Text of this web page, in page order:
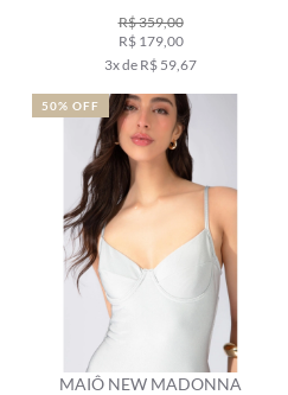
R$ 359,00
R$ 179,00
3x de R$ 59,67
MAIÔ NEW MADONNA
50% OFF